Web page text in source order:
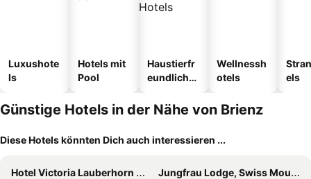
Luxushote
ls
Hotels mit
Pool
Haustierfr
eundliche
Wellnessh
otels
els
Günstige Hotels in der Nähe von Brienz
Diese Hotels könnten Dich auch interessieren ...
Hotel Victoria Lauberhorn Wengen, a Faern Collection Hotel
Jungfrau Lodge, Swiss Mountain Hotel